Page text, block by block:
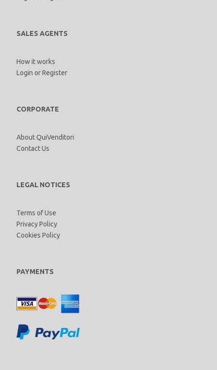
SALES AGENTS
How it works
Login orRegister
CORPORATE
About QuiVenditori
Contact Us
LEGAL NOTICES
Terms of Use
Privacy Policy
Cookies Policy
PAYMENTS